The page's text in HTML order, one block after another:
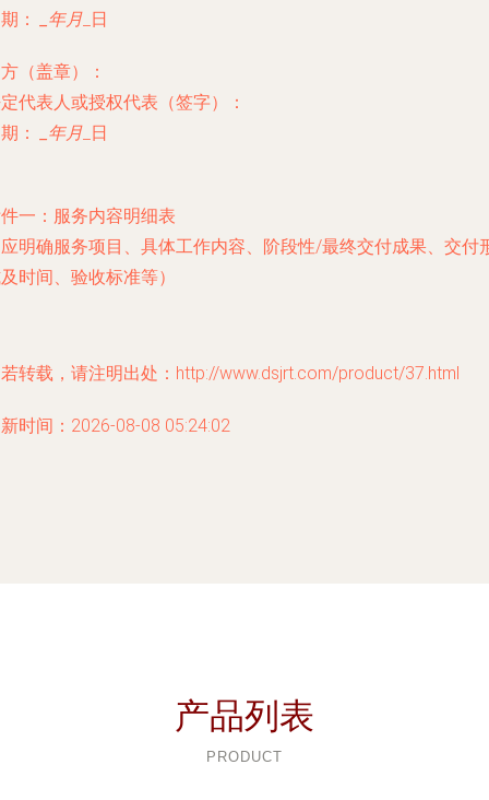
：
_年月 _日
（盖章）：
代表人或授权代表（签字）：
：
_年月 _日
一：服务内容明细表
明确服务项目、具体工作内容、阶段性/最终交付成果、交付
时间、验收标准等）
转载，请注明出处：http://www.dsjrt.com/product/37.html
时间：2026-08-08 05:24:02
产品列表
PRODUCT